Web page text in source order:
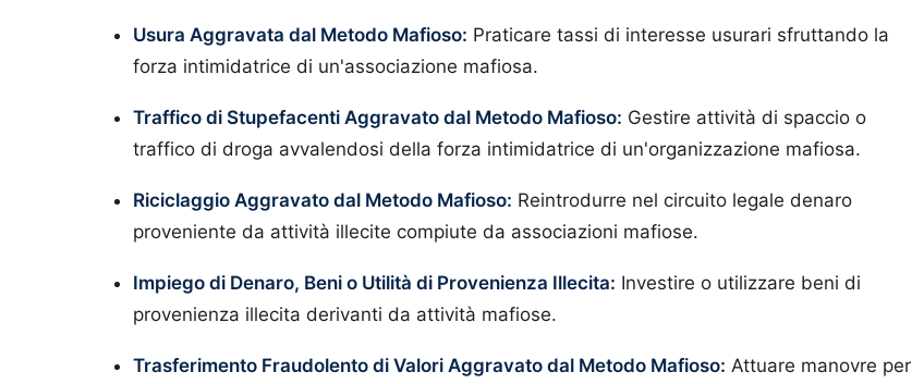
Usura Aggravata dal Metodo Mafioso: Praticare tassi di interesse usurari sfruttando la
forza intimidatrice di un'associazione mafiosa.
Traffico di Stupefacenti Aggravato dal Metodo Mafioso: Gestire attività di spaccio o
traffico di droga avvalendosi della forza intimidatrice di un'organizzazione mafiosa.
Riciclaggio Aggravato dal Metodo Mafioso: Reintrodurre nel circuito legale denaro
proveniente da attività illecite compiute da associazioni mafiose.
Impiego di Denaro, Beni o Utilità di Provenienza Illecita: Investire o utilizzare beni di
provenienza illecita derivanti da attività mafiose.
Trasferimento Fraudolento di Valori Aggravato dal Metodo Mafioso: Attuare manovre per